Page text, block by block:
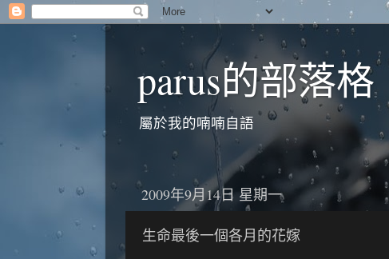
parus的部落格
屬於我的喃喃自語
2009年9月14日 星期一
生命最後一個各月的花嫁